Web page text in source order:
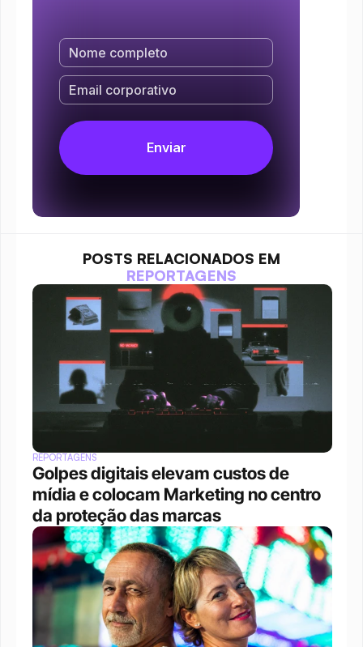
POSTS RELACIONADOS EM
REPORTAGENS
REPORTAGENS
Golpes digitais elevam custos de
mídia e colocam Marketing no centro
da proteção das marcas